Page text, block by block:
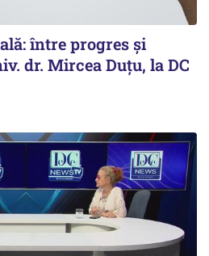
între progres și
dr. Mircea Duțu, la DC